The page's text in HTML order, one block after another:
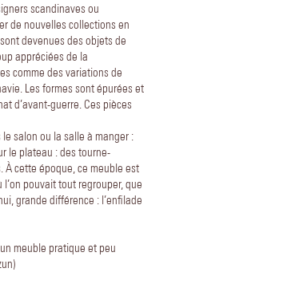
scandinaves ou
de nouvelles collections en
devenues des objets de
appréciées de la
comme des variations de
Les formes sont épurées et
d’avant-guerre. Ces pièces
salon ou la salle à manger :
le plateau : des tourne-
À cette époque, ce meuble est
pouvait tout regrouper, que
grande différence : l’enfilade
meuble pratique et peu